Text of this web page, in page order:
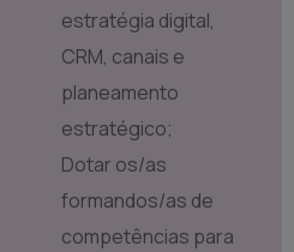
estratégia digital,
CRM, canais e
planeamento
estratégico;
Dotar os/as
formandos/as de
competências para